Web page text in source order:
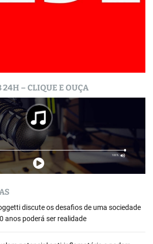
24H – CLIQUE E OUÇA
discute os desafios de uma sociedade
anos poderá ser realidade